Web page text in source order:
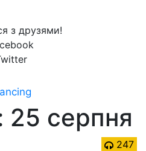
з друзями!
25 серпня
247